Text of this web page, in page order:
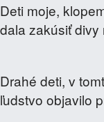
Deti moje,
dala zakúsiť
Drahé deti, v
ľudstvo objavilo